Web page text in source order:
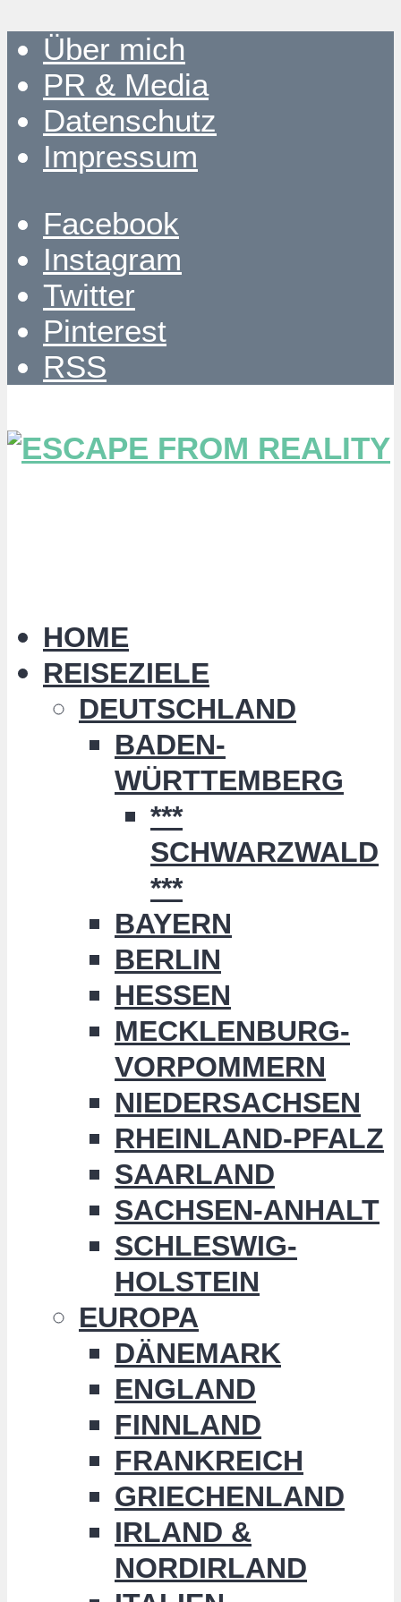
Über mich
PR & Media
Datenschutz
Impressum
Facebook
Instagram
Twitter
Pinterest
RSS
HOME
REISEZIELE
DEUTSCHLAND
BADEN-
WÜRTTEMBERG
***
SCHWARZWALD
***
BAYERN
BERLIN
HESSEN
MECKLENBURG-
VORPOMMERN
NIEDERSACHSEN
RHEINLAND-PFALZ
SAARLAND
SACHSEN-ANHALT
SCHLESWIG-
HOLSTEIN
EUROPA
DÄNEMARK
ENGLAND
FINNLAND
FRANKREICH
GRIECHENLAND
IRLAND &
NORDIRLAND